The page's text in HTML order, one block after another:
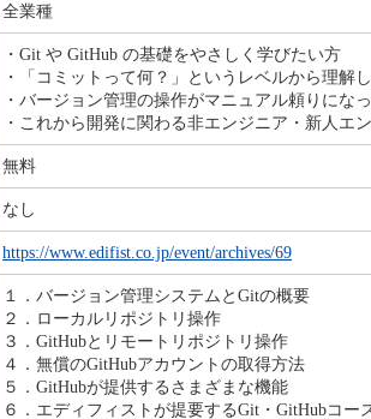
全業種
・Git や GitHub の基礎をやさしく学びたい方
・「コミットって何？」というレベルから理解
・バージョン管理の操作がマニュアル頼りにな
・これから開発に関わる非エンジニア・新人エ
無料
なし
https://www.edifist.co.jp/event/archives/69
１．バージョン管理システムとGitの概要
２．ローカルリポジトリ操作
３．GitHubとリモートリポジトリ操作
４．無償のGitHubアカウントの取得方法
５．GitHubが提供するさまざまな機能
６．エディフィストが提要するGit・GitHubコー